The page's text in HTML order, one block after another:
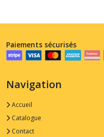
Paiements sécurisés
Navigation
Accueil
Catalogue
Contact